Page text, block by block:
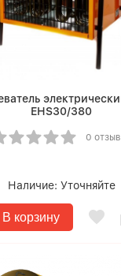
EHS30/380
0
Наличие: Уточняйте
В корзину